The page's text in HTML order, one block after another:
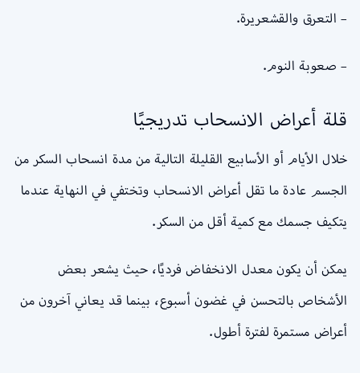
– التعرق والقشعريرة.
– صعوبة النوم.
قلة أعراض الانسحاب تدريجيًا
خلال الأيام أو الأسابيع القليلة التالية من مدة انسحاب السكر من
الجسم عادة ما تقل أعراض الانسحاب وتختفي في النهاية عندما
يتكيف جسمك مع كمية أقل من السكر.
يمكن أن يكون معدل الانخفاض فرديًا، حيث يشعر بعض
الأشخاص بالتحسن في غضون أسبوع، بينما قد يعاني آخرون من
أعراض مستمرة لفترة أطول.